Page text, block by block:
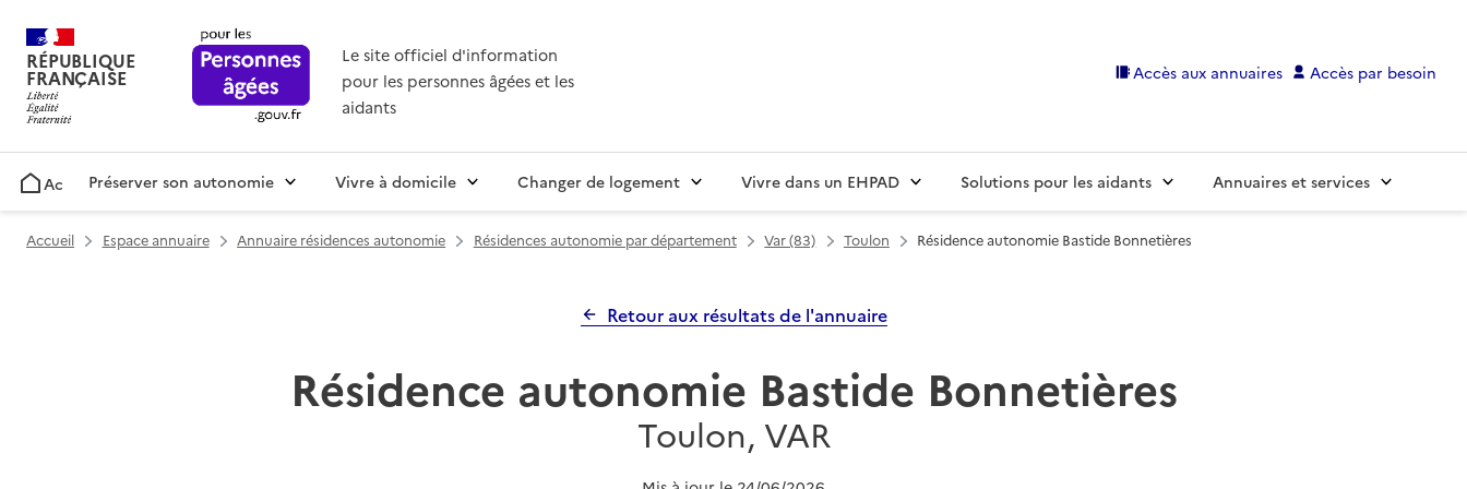
RÉPUBLIQUE
FRANÇAISE
Le site officiel d'information
pour les personnes âgées et les
aidants
Accès aux annuaires Accès par besoin
AccueilPréserver son autonomie Vivre à domicile Changer de logement Vivre dans un EHPAD Solutions pour les aidants Annuaires et services
Accueil Espace annuaire Annuaire résidences autonomie Résidences autonomie par département Var (83) Toulon Résidence autonomie Bastide Bonnetières
Retour aux résultats de l'annuaire
Résidence autonomie Bastide Bonnetières
Toulon, VAR